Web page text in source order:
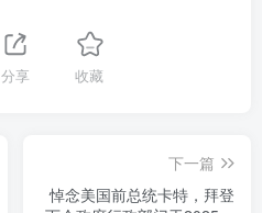
分享 收藏
下一篇
悼念美国前总统卡特，拜登